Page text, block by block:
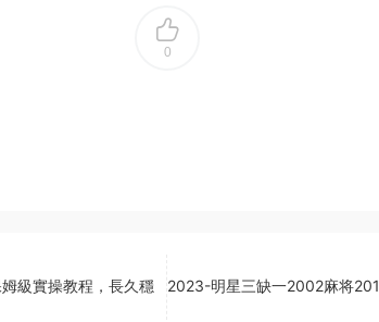
0
級實操教程，長久穩
2023-明星三缺一2002麻将